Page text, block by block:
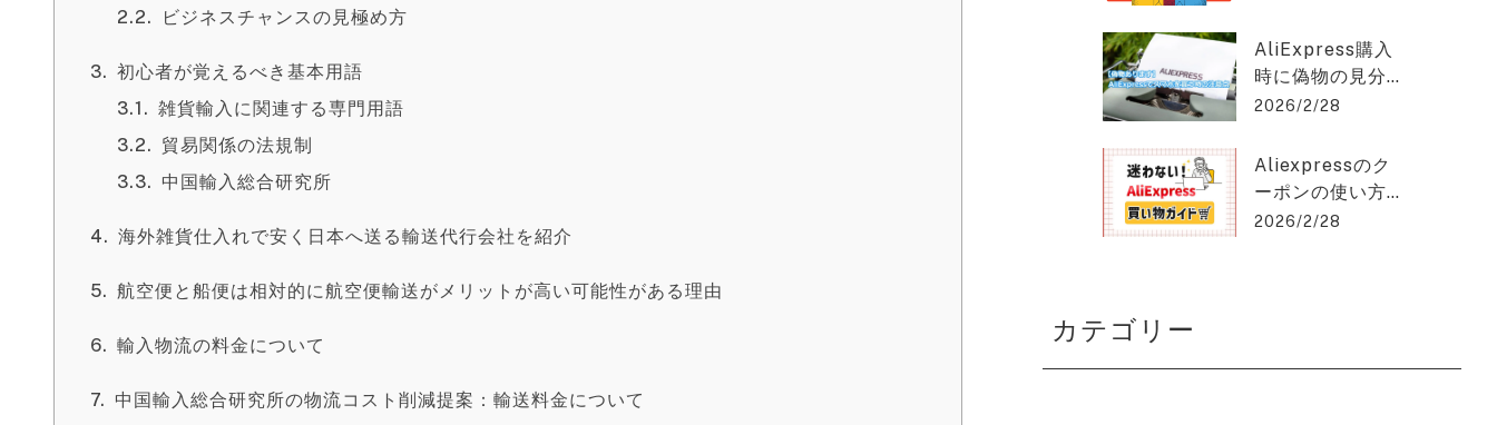
ビジネスチャンスの見極め方
初心者が覚えるべき基本用語
雑貨輸入に関連する専門用語
貿易関係の法規制
中国輸入総合研究所
海外雑貨仕入れで安く日本へ送る輸送代行会社を紹介
航空便と船便は相対的に航空便輸送がメリットが高い可能性がある理由
輸入物流の料金について
中国輸入総合研究所の物流コスト削減提案：輸送料金について
は？アリエクス
プレスを2%OFF
AliExpress購入
時に偽物の見分
け方と安く買う
エクスプレスを
2%OFFで購入で
2026/2/28
Aliexpressのク
ーポンの使い方
を徹底解説！保
2026/2/28
カテゴリー